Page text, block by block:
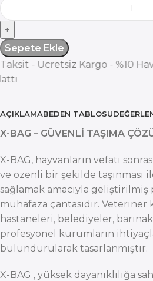
Sepete Ekle
Kargo - %10 Havale
AÇIKLAMABEDEN TABLOSU
X-BAG – GÜVENLİ TAŞIMA
X-BAG, hayvanların vefatı
ve özenli bir şekilde taşınması
sağlamak amacıyla geliştirilmiş
muhafaza çantasıdır.
hastaneleri, belediyeler,
profesyonel kurumların
bulundurularak tasarlanmıştır.
X-BAG , yüksek dayanıklılığa